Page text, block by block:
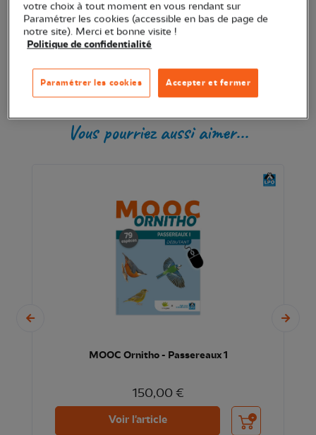
Transaction sécurisée
Produits similaires
Vous pourriez aussi aimer...
MOOC Ornitho - Passereaux 1
150,00 €
Voir l'article Ajouter au panier
votre choix à tout moment en vous rendant sur
Paramétrer les cookies (accessible en bas de page de
notre site). Merci et bonne visite !
Politique de confidentialité
Accepter et fermer
Paramétrer les cookies